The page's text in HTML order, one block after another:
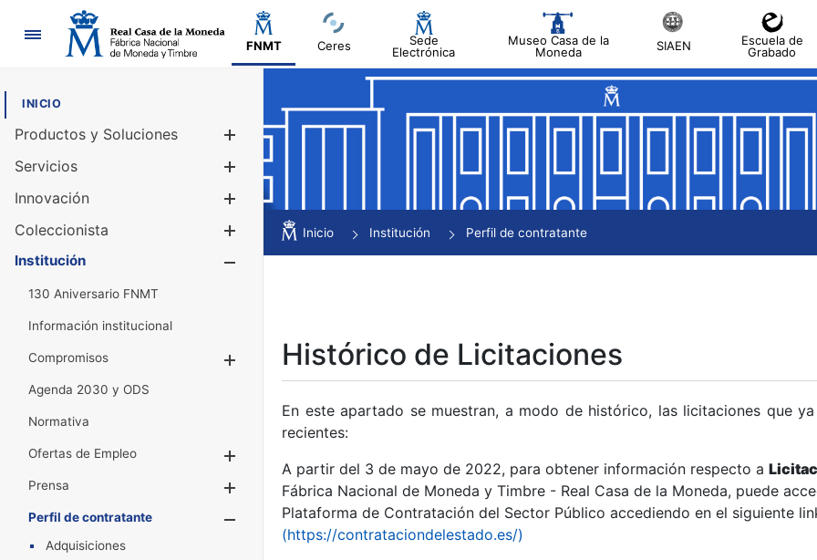
Navegación
FNMT Ceres
Sede
Electrónica
Museo Casa de la
Moneda
SIAEN
Escuela de
Grabado
INICIO
Productos y Soluciones
Mostrar/Ocultar
Servicios
Innovación
Coleccionista
Mostrar/Ocultar
Institución
130 Aniversario FNMT
Información institucional
Compromisos
Mostrar/Ocultar
Agenda 2030 y ODS
Normativa
Ofertas de Empleo
Prensa
Mostrar/Ocultar
Perfil de contratante
Mostrar/Ocultar
Adquisiciones
Inicio Institución Perfil de contratante
Histórico de Licitaciones
En este apartado se muestran, a modo de histórico, las licitaciones que
recientes:
A partir del 3 de mayo de 2022, para obtener información respecto a
Fábrica Nacional de Moneda y Timbre - Real Casa de la Moneda, puede
Plataforma de Contratación del Sector Público accediendo en el siguiente
(https://contrataciondelestado.es/)